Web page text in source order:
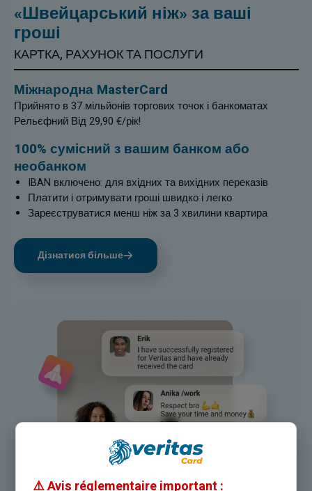
«Швейцарський ніж» за ваші
гроші
КАРТКА, РАХУНОК ТА ПОСЛУГИ
Міжнародна MasterCard
Прийнято в 37 мільйонів торгових точок і банкоматах
Рельєфний Від 29,90 €/рік!
100% сумісний з вашим банком або
необанком
IBAN включено: для вхідних та вихідних переказів
Платити і отримувати гроші швидко і легко
Зареєструватися менш ніж за 3 хвилини квартира
Дізнатися більше
⚠️ Avis réglementaire important :